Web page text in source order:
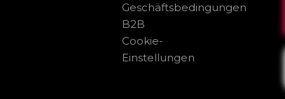
Geschäftsbedingungen
B2B
Cookie-
Einstellungen